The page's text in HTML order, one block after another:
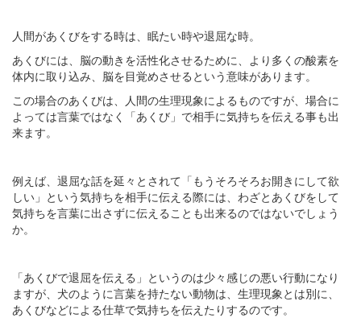
人間があくびをする時は、眠たい時や退屈な時。
あくびには、脳の動きを活性化させるために、より多くの酸素を
体内に取り込み、脳を目覚めさせるという意味があります。
この場合のあくびは、人間の生理現象によるものですが、場合に
よっては言葉ではなく「あくび」で相手に気持ちを伝える事も出
来ます。
例えば、退屈な話を延々とされて「もうそろそろお開きにして欲
しい」という気持ちを相手に伝える際には、わざとあくびをして
気持ちを言葉に出さずに伝えることも出来るのではないでしょう
か。
「あくびで退屈を伝える」というのは少々感じの悪い行動になり
ますが、犬のように言葉を持たない動物は、生理現象とは別に、
あくびなどによる仕草で気持ちを伝えたりするのです。